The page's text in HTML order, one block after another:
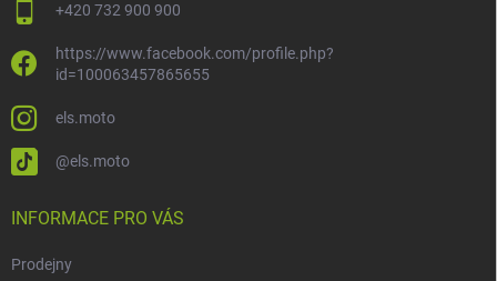
+420 732 900 900
https://www.facebook.com/profile.php?
id=100063457865655
els.moto
@els.moto
INFORMACE PRO VÁS
Prodejny